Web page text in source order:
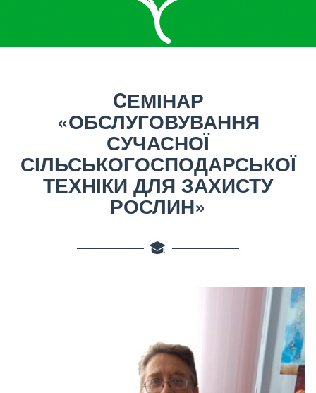
CЕМІНАР
«ОБСЛУГОВУВАННЯ
СУЧАСНОЇ
СІЛЬСЬКОГОСПОДАРСЬКОЇ
ТЕХНІКИ ДЛЯ ЗАХИСТУ
РОСЛИН»